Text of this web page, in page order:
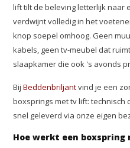
lift tilt de beleving letterlijk naar
verdwijnt volledig in het
knop soepel omhoog. Geen
kabels, geen tv-meubel dat
slaapkamer die ook 's avonds
BijBeddenbriljantvind je een
boxsprings met tv lift:
snel geleverd via onze eigen
Hoe werkt een